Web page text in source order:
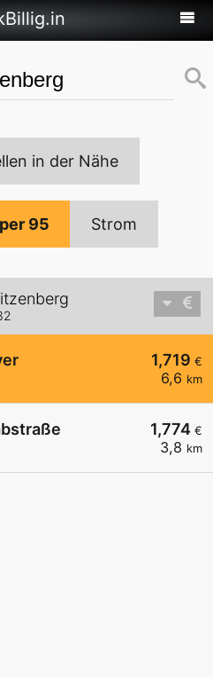
in der Nähe
95 Strom
1,719 €
6,6 km
1,774 €
3,8 km